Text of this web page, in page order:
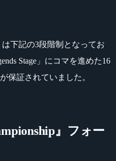
は下記の3段階制となってお
Stage」にコマを進めた16
保証されていました。
』フォー